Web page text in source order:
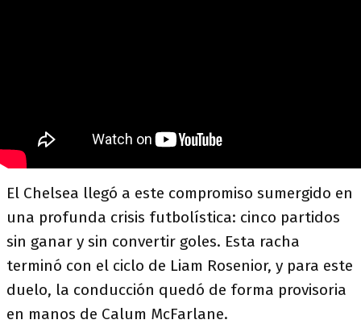
El Chelsea llegó a este compromiso sumergido en
una profunda crisis futbolística: cinco partidos
sin ganar y sin convertir goles. Esta racha
terminó con el ciclo de Liam Rosenior, y para este
duelo, la conducción quedó de forma provisoria
en manos de Calum McFarlane.